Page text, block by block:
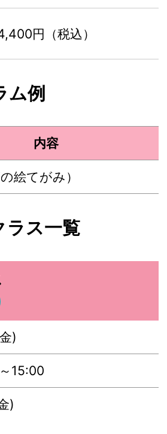
円（税込）
ム例
内容
絵てがみ）
ラス一覧
)
15:00
)